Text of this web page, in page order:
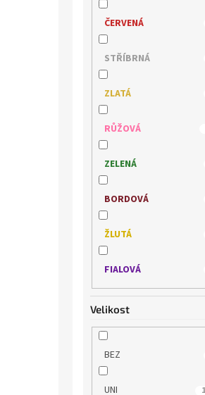
ČERVENÁ
STŘÍBRNÁ
ZLATÁ
RŮŽOVÁ
ZELENÁ
BORDOVÁ
ŽLUTÁ
FIALOVÁ
Velikost
BEZ
UNI